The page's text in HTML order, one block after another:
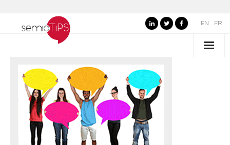
FR
EN
QUI SOMMES-NOUS ?
- Nos valeurs
- Pourquoi "semioTiPS" ?
- La fondatrice